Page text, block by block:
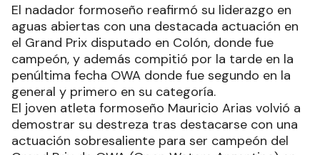
El nadador formoseño reafirmó su liderazgo en
aguas abiertas con una destacada actuación en
el Grand Prix disputado en Colón, donde fue
campeón, y además compitió por la tarde en la
penúltima fecha OWA donde fue segundo en la
general y primero en su categoría.
El joven atleta formoseño Mauricio Arias volvió a
demostrar su destreza tras destacarse con una
actuación sobresaliente para ser campeón del